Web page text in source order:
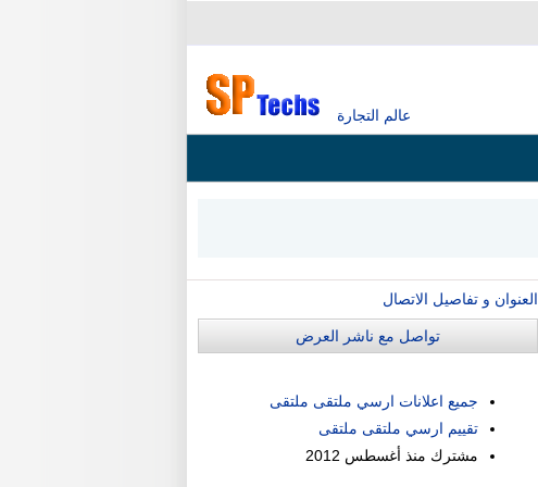
عالم التجارة
العنوان و تفاصيل الاتصال
تواصل مع ناشر العرض
جميع اعلانات ارسي ملتقى ملتقى
تقييم ارسي ملتقى ملتقى
مشترك منذ أغسطس 2012